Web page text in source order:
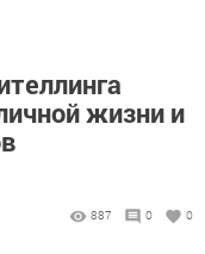
жизни и
887 0 0